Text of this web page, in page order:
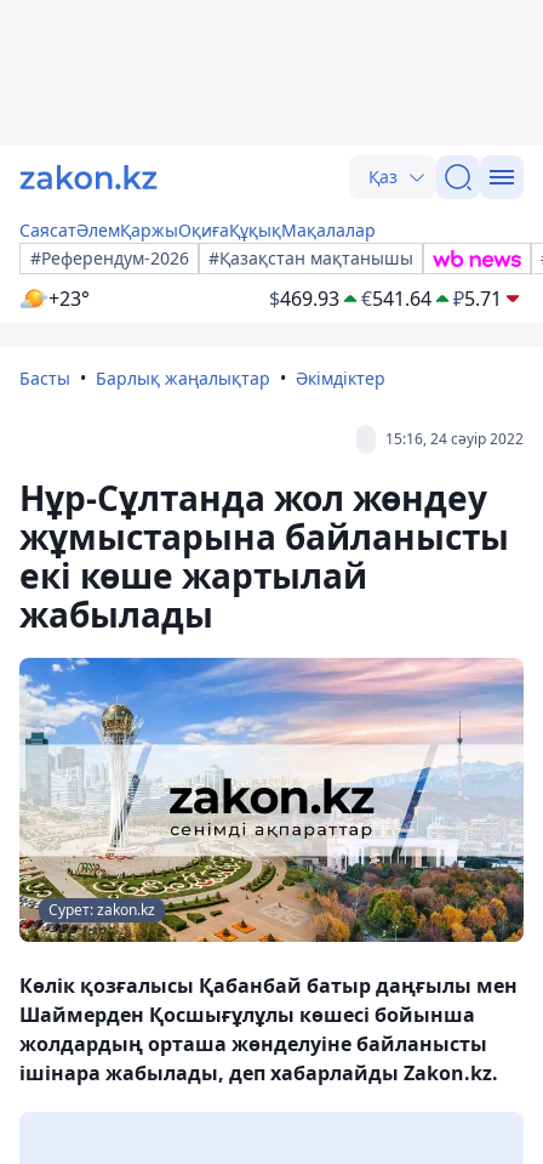
Қаз
СаясатӘлемҚаржыОқиғаҚұқықМақалалар
#Референдум-2026
#Қазақстан мақтанышы
+23° $469.93 €541.64 ₽5.71
Басты Барлық жаңалықтар Әкімдіктер
15:16, 24 сәуір 2022
Нұр-Сұлтанда жол жөндеу
жұмыстарына байланысты
екі көше жартылай
жабылады
Сурет: zakon.kz
Көлік қозғалысы Қабанбай батыр даңғылы мен
Шаймерден Қосшығұлұлы көшесі бойынша
жолдардың орташа жөнделуіне байланысты
ішінара жабылады, деп хабарлайды Zakon.kz.